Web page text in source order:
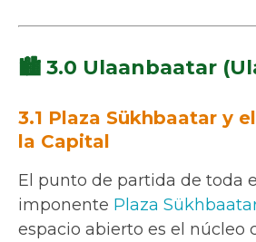
🏙️ 3.0 Ulaanbaatar
3.1 Plaza Sükhbaatar y
la Capital
El punto de partida de toda
imponente Plaza
espacio abierto es el núcleo